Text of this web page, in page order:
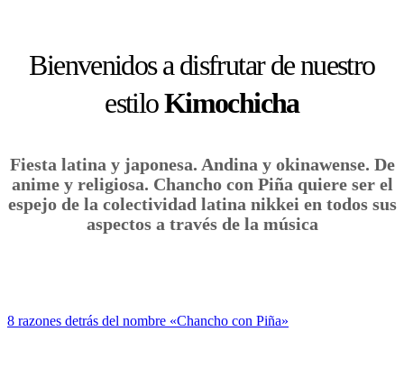
Bienvenidos a disfrutar de nuestro
estiloKimochicha
Fiesta latina y japonesa. Andina y okinawense. De
anime y religiosa. Chancho con Piña quiere ser el
espejo de la colectividad latina nikkei en todos sus
aspectos a través de la música
8 razones detrás del nombre «Chancho con Piña»